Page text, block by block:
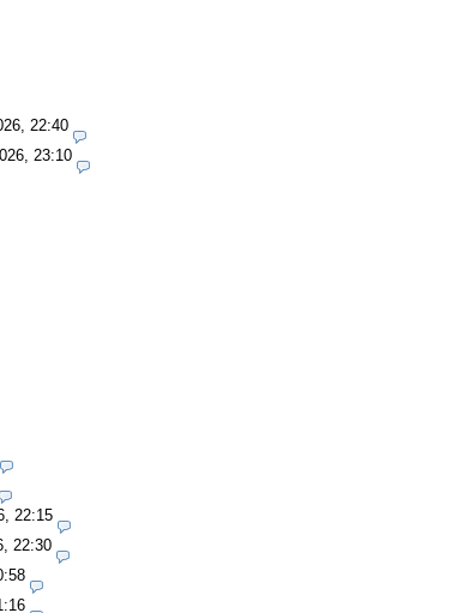
22:40
23:10
22:15
22:30